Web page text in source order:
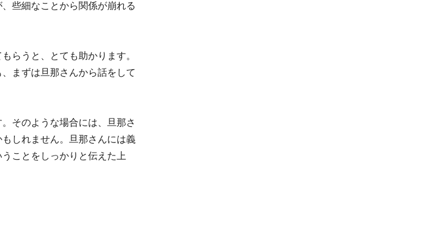
些細なことから関係が崩れる
らうと、とても助かります。
まずは旦那さんから話をして
そのような場合には、旦那さ
しれません。旦那さんには義
ことをしっかりと伝えた上